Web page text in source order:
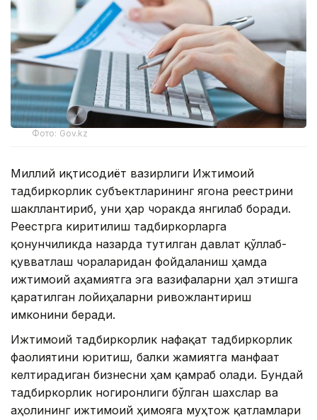
Фото: Gov.kz
Миллий иқтисодиёт вазирлиги Ижтимоий
тадбиркорлик субъектларининг ягона реестрини
шакллантириб, уни ҳар чоракда янгилаб боради.
Реестрга киритилиш тадбиркорларга
қонунчиликда назарда тутилган давлат қўллаб-
қувватлаш чораларидан фойдаланиш ҳамда
ижтимоий аҳамиятга эга вазифаларни ҳал этишга
қаратилган лойиҳаларни ривожлантириш
имконини беради.
Ижтимоий тадбиркорлик нафақат тадбиркорлик
фаолиятини юритиш, балки жамиятга манфаат
келтирадиган бизнесни ҳам қамраб олади. Бундай
тадбиркорлик ногиронлиги бўлган шахслар ва
аҳолининг ижтимоий ҳимояга муҳтож қатламлари